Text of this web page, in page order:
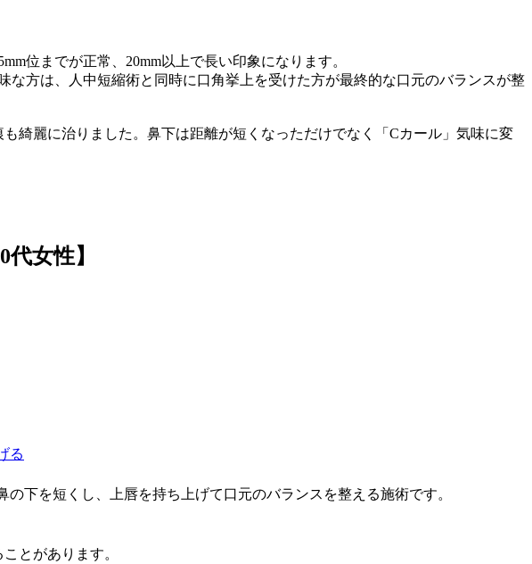
位までが正常、20mm以上で長い印象になります。
方は、人中短縮術と同時に口角挙上を受けた方が最終的な口元のバランスが整
綺麗に治りました。鼻下は距離が短くなっただけでなく「Cカール」気味に変
代女性】
る
下を短くし、上唇を持ち上げて口元のバランスを整える施術です。
とがあります。